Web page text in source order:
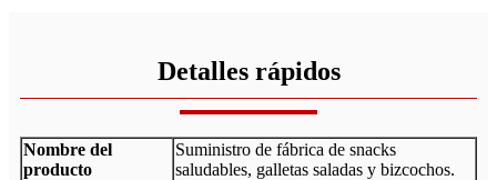
Detalles rápidos
Nombre del
producto
Suministro de fábrica de snacks
saludables, galletas saladas y bizcochos.